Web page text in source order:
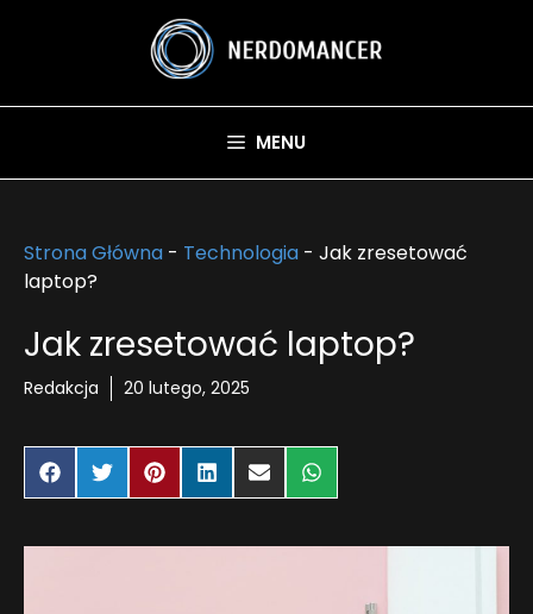
MENU
Strona Główna - Technologia - Jak zresetować
laptop?
Jak zresetować laptop?
Redakcja 20 lutego, 2025
Share
on
Share
on
Share
on
Share
on
Share
on
Share
on